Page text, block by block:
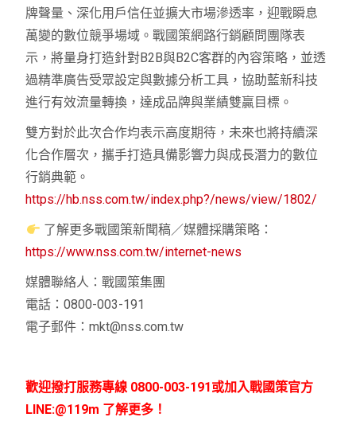
牌聲量、深化用戶信任並擴大市場滲透率，迎戰瞬息
萬變的數位競爭場域。戰國策網路行銷顧問團隊表
示，將量身打造針對B2B與B2C客群的內容策略，並透
過精準廣告受眾設定與數據分析工具，協助藍新科技
進行有效流量轉換，達成品牌與業績雙贏目標。
雙方對於此次合作均表示高度期待，未來也將持續深
化合作層次，攜手打造具備影響力與成長潛力的數位
行銷典範。
https://hb.nss.com.tw/index.php?/news/view/1802/
了解更多戰國策新聞稿／媒體採購策略：
https://www.nss.com.tw/internet-news
媒體聯絡人：戰國策集團
電話：0800-003-191
電子郵件：mkt@nss.com.tw
歡迎撥打服務專線 0800-003-191或加入戰國策官方
LINE:@119m 了解更多！